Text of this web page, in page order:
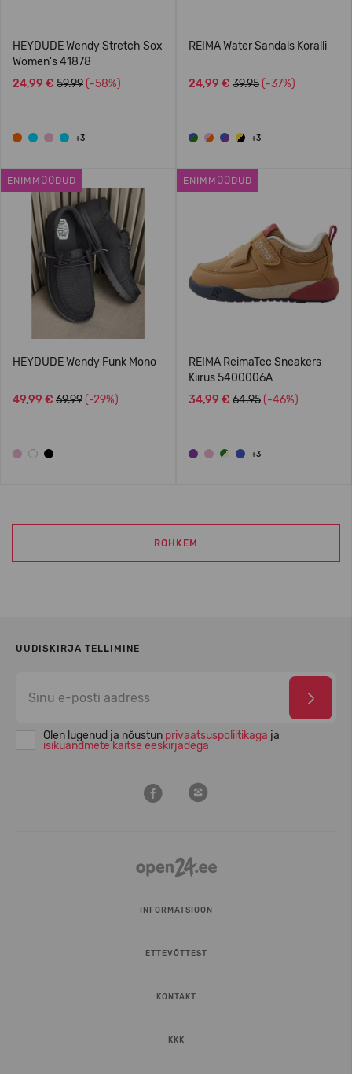
HEYDUDE Wendy Stretch Sox
Women's 41878
24,99 € 59.99 (-58%)
+3
REIMA Water Sandals Koralli
24,99 € 39.95 (-37%)
+3
ENIMMÜÜDUD
HEYDUDE Wendy Funk Mono
49,99 € 69.99 (-29%)
ENIMMÜÜDUD
REIMA ReimaTec Sneakers
Kiirus 5400006A
34,99 € 64.95 (-46%)
+3
ROHKEM
UUDISKIRJA TELLIMINE
Olen lugenud ja nõustun privaatsuspoliitikaga ja
isikuandmete kaitse eeskirjadega
INFORMATSIOON
ETTEVÕTTEST
KONTAKT
KKK